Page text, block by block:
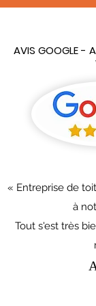
AVIS GOOGLE
« Entreprise de
à
Tout s'est très